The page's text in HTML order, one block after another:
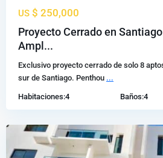
US $ 250,000
Proyecto Cerrado en
Ampl...
Exclusivo proyecto cerrado de solo 8
sur de Santiago. Penthou ...
Habitaciones:4 Baños:4
Padre
las
los